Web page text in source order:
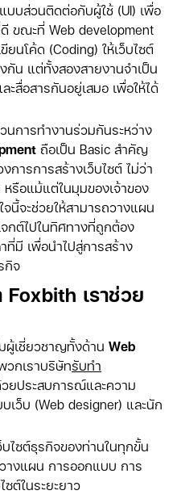
บบส่วนติดต่อกับผู้ใช้ (UI) เพื่อ
ขณะที่ Web development
นโค้ด (Coding) ให้เว็บไซต์
กัน แต่ทั้งสองสายงานจำเป็น
สื่อสารกันอยู่เสมอ เพื่อให้ได้
นการทำงานร่วมกันระหว่าง
ถือเป็น Basic สำคัญ
การการสร้างเว็บไซต์ ไม่ว่า
รือแม้แต่ในมุมของเจ้าของ
จนี้จะช่วยให้สามารถวางแผน
กต์ไปในทิศทางที่ถูกต้อง
ที่มี เพื่อนำไปสู่การสร้าง
กิจ
Foxbith เราช่วย
ผู้เชี่ยวชาญทั้งด้าน Web
วกเราบริษัทรับทำ
ยประสบการณ์และความ
ว็บ (Web designer) และนัก
ไซต์ธุรกิจของท่านในทุกขั้น
างแผน การออกแบบ การ
ต์ในระยะยาว